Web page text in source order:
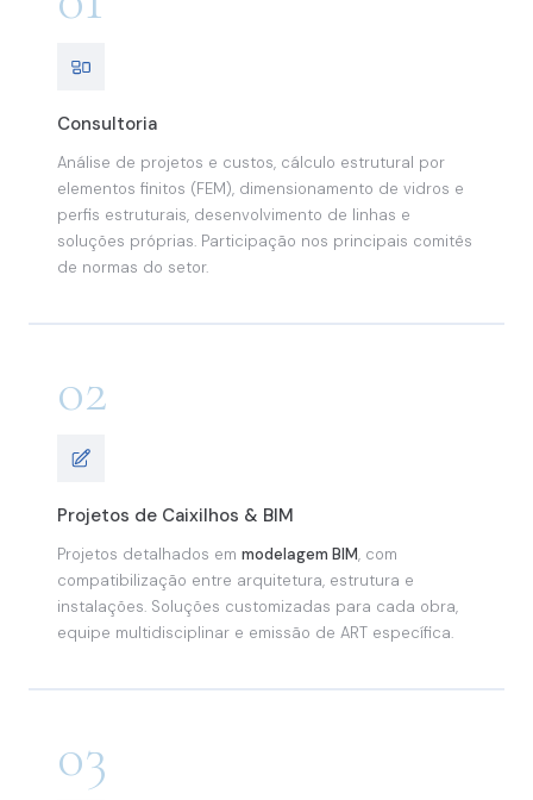
Consultoria
Análise de projetos e custos, cálculo estrutural por
elementos finitos (FEM), dimensionamento de vidros e
perfis estruturais, desenvolvimento de linhas e
soluções próprias. Participação nos principais comitês
de normas do setor.
02
Projetos de Caixilhos & BIM
Projetos detalhados em modelagem BIM, com
compatibilização entre arquitetura, estrutura e
instalações. Soluções customizadas para cada obra,
equipe multidisciplinar e emissão de ART específica.
03